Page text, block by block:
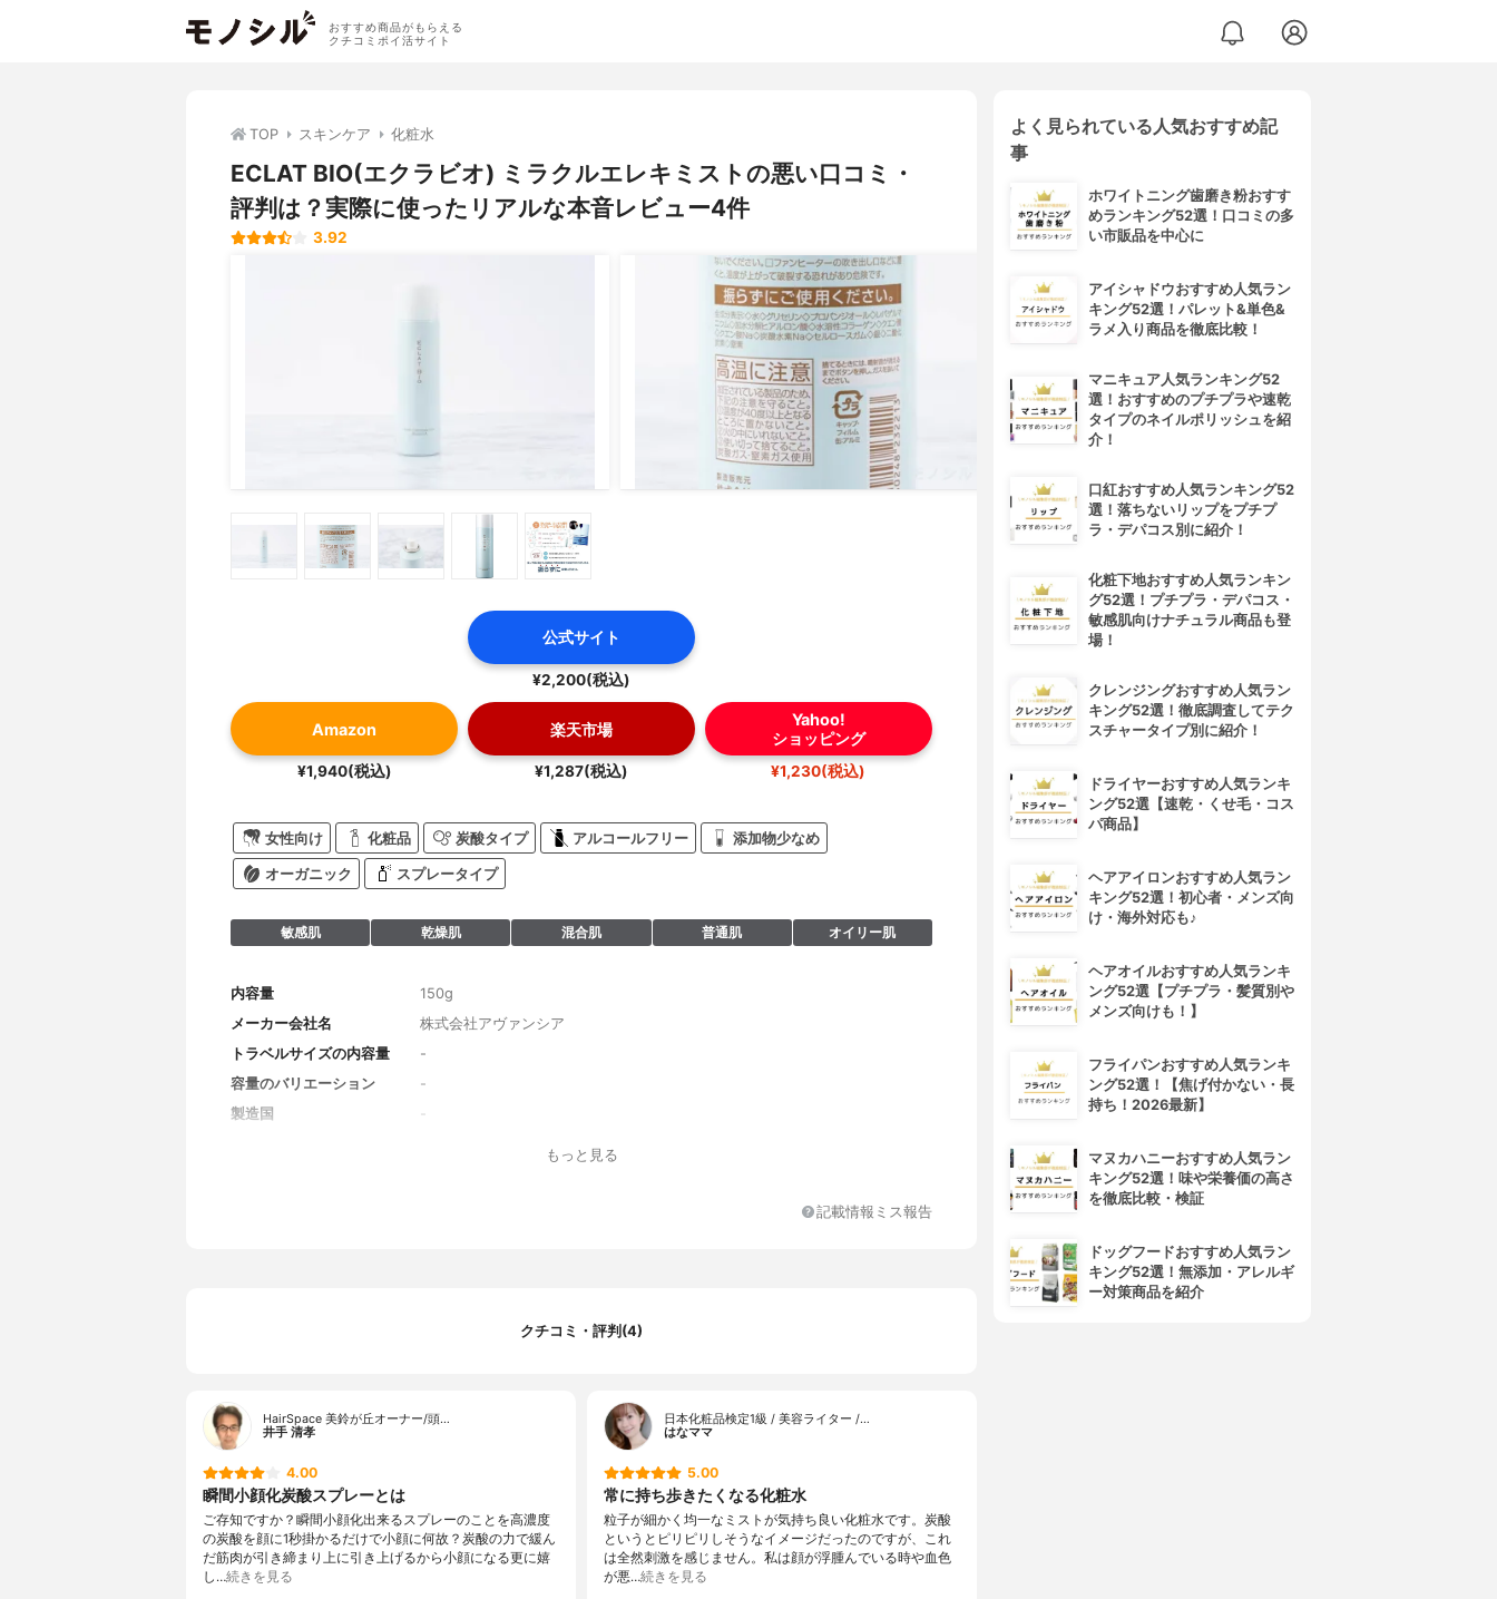
おすすめ商品がもらえる
クチコミポイ活サイト
TOP スキンケア 化粧水
ECLAT BIO(エクラビオ) ミラクルエレキミストの悪い口コミ・
評判は？実際に使ったリアルな本音レビュー4件
3.92
公式サイト
¥2,200(税込)
Amazon
¥1,940(税込)
楽天市場
¥1,287(税込)
Yahoo!
ショッピング
¥1,230(税込)
女性向け 化粧品 炭酸タイプ アルコールフリー 添加物少なめ
オーガニック スプレータイプ
敏感肌 乾燥肌 混合肌 普通肌 オイリー肌
内容量
150g
メーカー会社名
株式会社アヴァンシア
トラベルサイズの内容量
-
容量のバリエーション
-
製造国
もっと見る
記載情報ミス報告
クチコミ・評判(4)
HairSpace 美鈴が丘オーナー/頭…
井手 清孝
4.00
瞬間小顔化炭酸スプレーとは
ご存知ですか？瞬間小顔化出来るスプレーのことを高濃度
の炭酸を顔に1秒掛かるだけで小顔に何故？炭酸の力で緩ん
だ筋肉が引き締まり上に引き上げるから小顔になる更に嬉
し…続きを見る
日本化粧品検定1級 / 美容ライター /…
はなママ
5.00
常に持ち歩きたくなる化粧水
粒子が細かく均一なミストが気持ち良い化粧水です。炭酸
というとピリピリしそうなイメージだったのですが、これ
は全然刺激を感じません。私は顔が浮腫んでいる時や血色
が悪…続きを見る
よく見られている人気おすすめ記
事
ホワイトニング歯磨き粉おすす
めランキング52選！口コミの多
い市販品を中心に
アイシャドウおすすめ人気ラン
キング52選！パレット&単色&
ラメ入り商品を徹底比較！
マニキュア人気ランキング52
選！おすすめのプチプラや速乾
タイプのネイルポリッシュを紹
介！
口紅おすすめ人気ランキング52
選！落ちないリップをプチプ
ラ・デパコス別に紹介！
化粧下地おすすめ人気ランキン
グ52選！プチプラ・デパコス・
敏感肌向けナチュラル商品も登
場！
クレンジングおすすめ人気ラン
キング52選！徹底調査してテク
スチャータイプ別に紹介！
ドライヤーおすすめ人気ランキ
ング52選【速乾・くせ毛・コス
パ商品】
ヘアアイロンおすすめ人気ラン
キング52選！初心者・メンズ向
け・海外対応も♪
ヘアオイルおすすめ人気ランキ
ング52選【プチプラ・髪質別や
メンズ向けも！】
フライパンおすすめ人気ランキ
ング52選！【焦げ付かない・長
持ち！2026最新】
マヌカハニーおすすめ人気ラン
キング52選！味や栄養価の高さ
を徹底比較・検証
ドッグフードおすすめ人気ラン
キング52選！無添加・アレルギ
ー対策商品を紹介